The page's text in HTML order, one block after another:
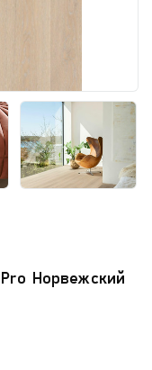
Норвежский